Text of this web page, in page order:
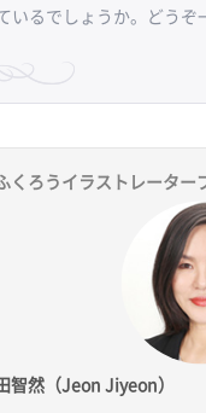
いるでしょうか。どうぞ
くろうイラストレーター
智然（Jeon Jiyeon）